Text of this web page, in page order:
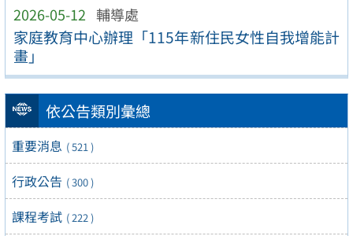
2026-05-12 輔導處
家庭教育中心辦理「115年新住民女性自我增能計
畫」
依公告類別彙總
重要消息 ( 521 )
行政公告 ( 300 )
課程考試 ( 222 )